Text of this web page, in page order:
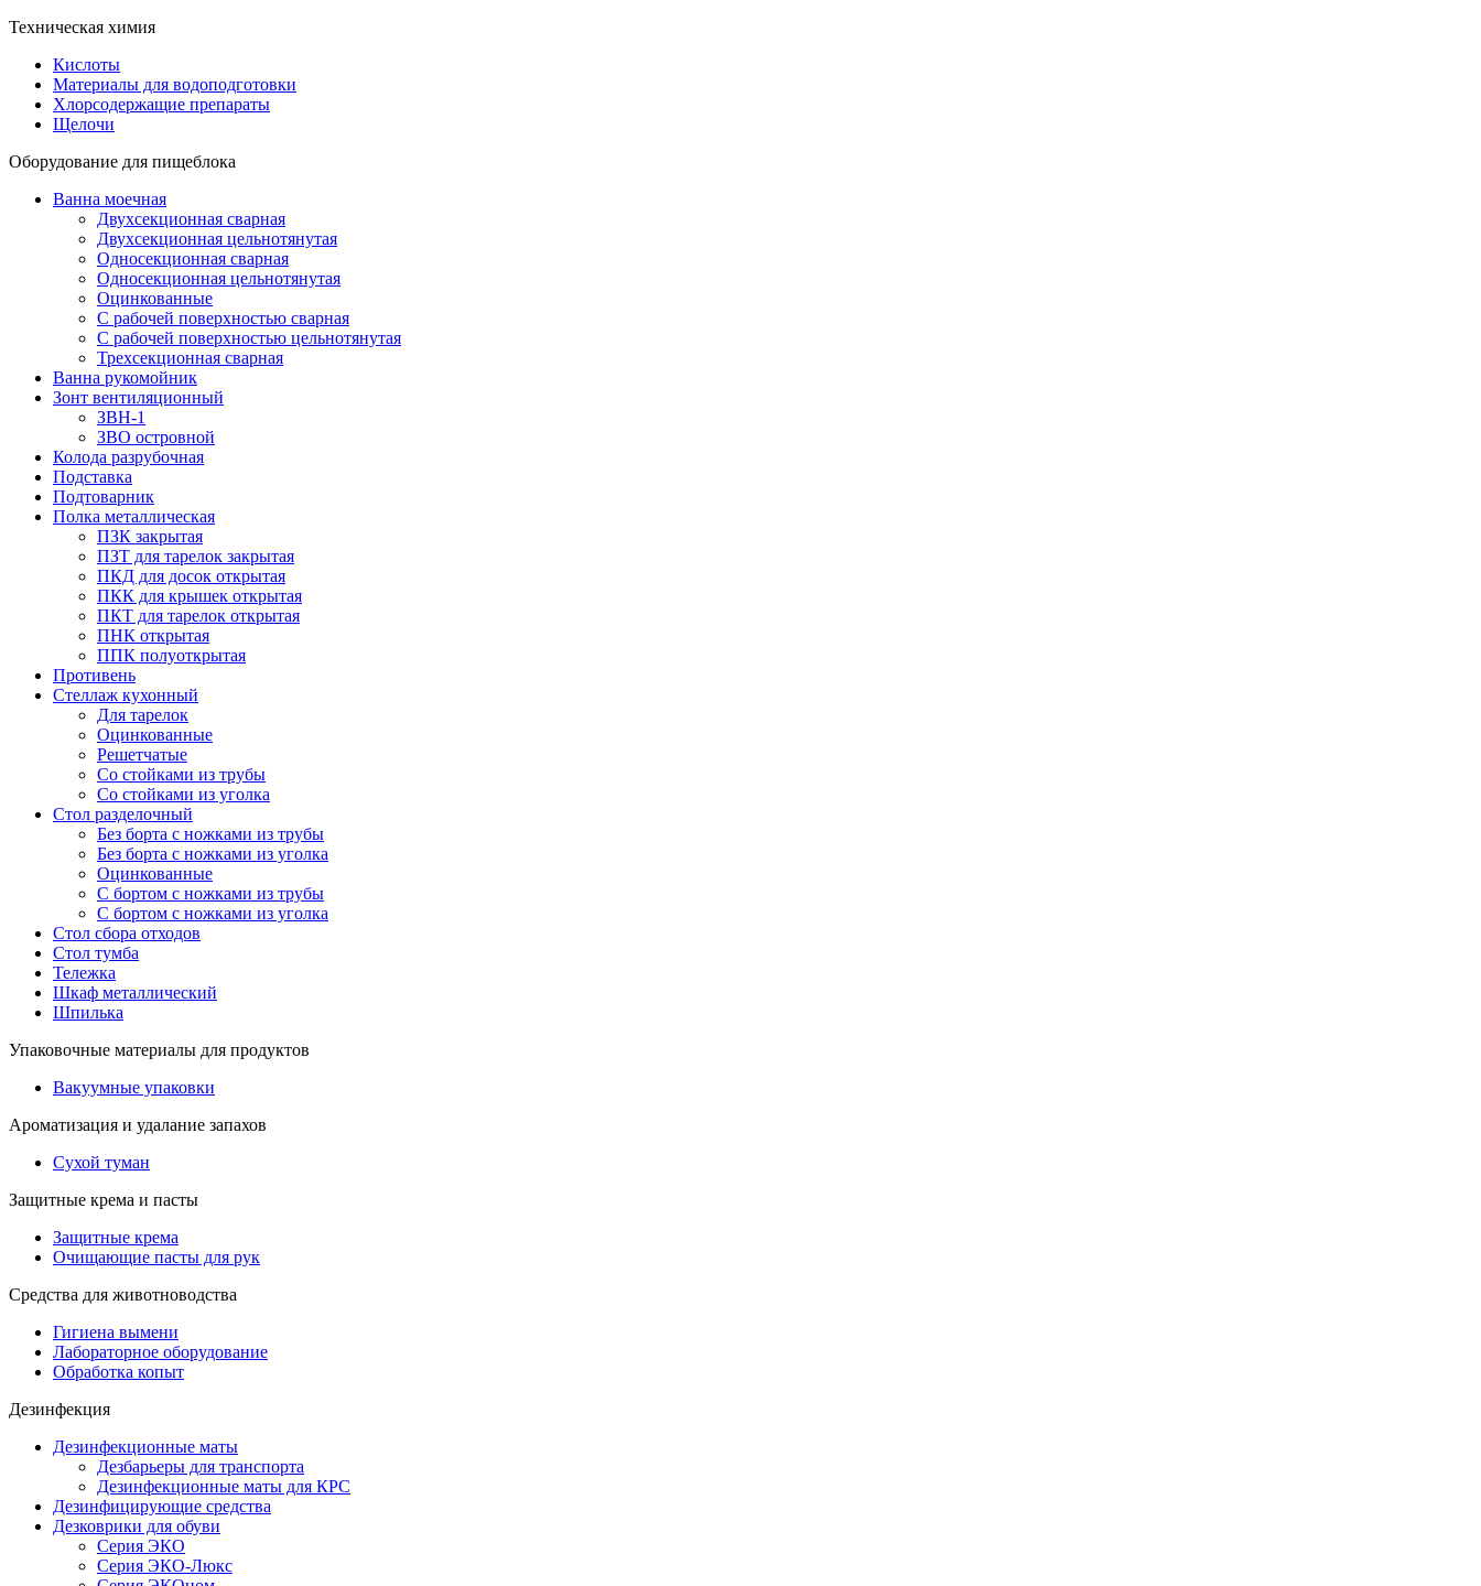
Техническая химия
Кислоты
Материалы для водоподготовки
Хлорсодержащие препараты
Щелочи
Оборудование для пищеблока
Ванна моечная
Двухсекционная сварная
Двухсекционная цельнотянутая
Односекционная сварная
Односекционная цельнотянутая
Оцинкованные
С рабочей поверхностью сварная
С рабочей поверхностью цельнотянутая
Трехсекционная сварная
Ванна рукомойник
Зонт вентиляционный
ЗВН-1
ЗВО островной
Колода разрубочная
Подставка
Подтоварник
Полка металлическая
ПЗК закрытая
ПЗТ для тарелок закрытая
ПКД для досок открытая
ПКК для крышек открытая
ПКТ для тарелок открытая
ПНК открытая
ППК полуоткрытая
Противень
Стеллаж кухонный
Для тарелок
Оцинкованные
Решетчатые
Со стойками из трубы
Со стойками из уголка
Стол разделочный
Без борта с ножками из трубы
Без борта с ножками из уголка
Оцинкованные
С бортом с ножками из трубы
С бортом с ножками из уголка
Стол сбора отходов
Стол тумба
Тележка
Шкаф металлический
Шпилька
Упаковочные материалы для продуктов
Вакуумные упаковки
Ароматизация и удалание запахов
Сухой туман
Защитные крема и пасты
Защитные крема
Очищающие пасты для рук
Средства для животноводства
Гигиена вымени
Лабораторное оборудование
Обработка копыт
Дезинфекция
Дезинфекционные маты
Дезбарьеры для транспорта
Дезинфекционные маты для КРС
Дезинфицирующие средства
Дезковрики для обуви
Серия ЭКО
Серия ЭКО-Люкс